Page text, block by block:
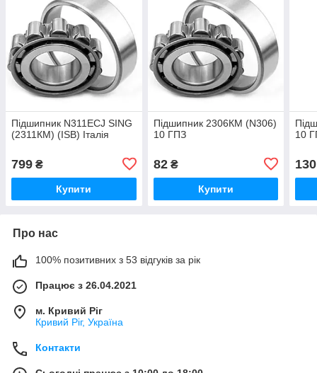
Підшипник N311ECJ SING
(2311КМ) (ISB) Італія
799 ₴
Купити
Підшипник 2306КМ (N306)
10 ГПЗ
82₴
Купити
10
130
Про нас
100% позитивних з 53 відгуків за рік
Працює з 26.04.2021
м. Кривий Ріг
Кривий Ріг, Україна
Контакти